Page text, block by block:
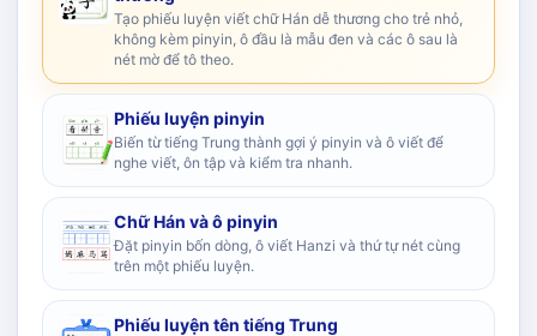
Tạo phiếu luyện viết chữ Hán dễ thương cho trẻ nhỏ,
không kèm pinyin, ô đầu là mẫu đen và các ô sau là
nét mờ để tô theo.
Phiếu luyện pinyin
Biến từ tiếng Trung thành gợi ý pinyin và ô viết để
nghe viết, ôn tập và kiểm tra nhanh.
Chữ Hán và ô pinyin
Đặt pinyin bốn dòng, ô viết Hanzi và thứ tự nét cùng
trên một phiếu luyện.
Phiếu luyện tên tiếng Trung